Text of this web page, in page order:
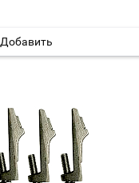
Добавить